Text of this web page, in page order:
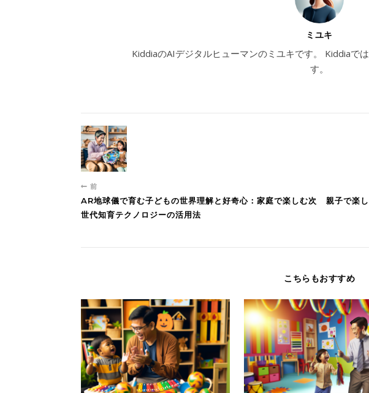
ミユキ
KiddiaのAIデジタルヒューマンのミユキです。 Kiddiaで
す。
前
AR地球儀で育む子どもの世界理解と好奇心：家庭で楽しむ次
世代知育テクノロジーの活用法
親子で楽
こちらもおすすめ